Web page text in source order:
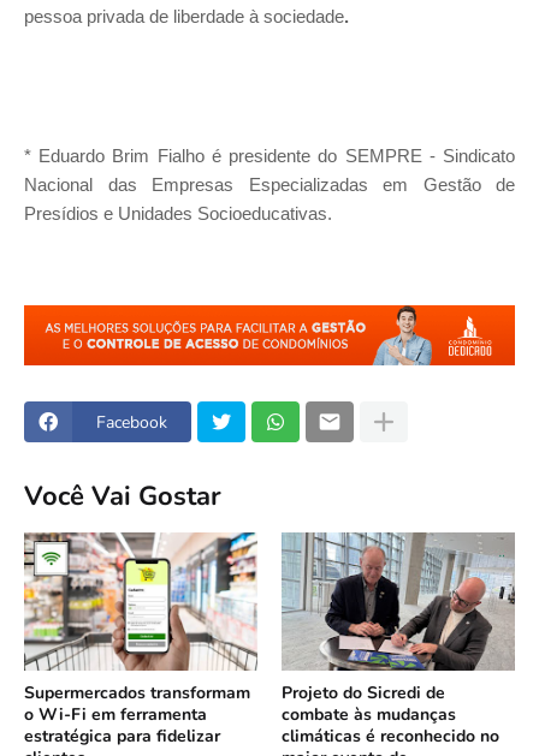
pessoa privada de liberdade à sociedade.
* Eduardo Brim Fialho é presidente do SEMPRE - Sindicato
Nacional das Empresas Especializadas em Gestão de
Presídios e Unidades Socioeducativas.
Facebook
Você Vai Gostar
Supermercados transformam
o Wi-Fi em ferramenta
estratégica para fidelizar
Projeto do Sicredi de
combate às mudanças
climáticas é reconhecido no